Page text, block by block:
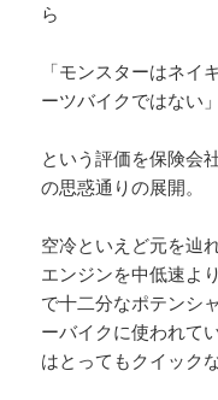
ら
「モンスターはネイ
ーツバイクではない」
という評価を保険会
の思惑通りの展開。
空冷といえど元を辿
エンジンを中低速よ
で十二分なポテンシ
ーバイクに使われて
はとってもクイック